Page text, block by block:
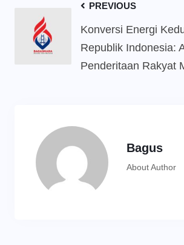
PREVIOUS
Konversi Energi
Republik Indonesia:
Penderitaan Rakyat
Bagus
About Author